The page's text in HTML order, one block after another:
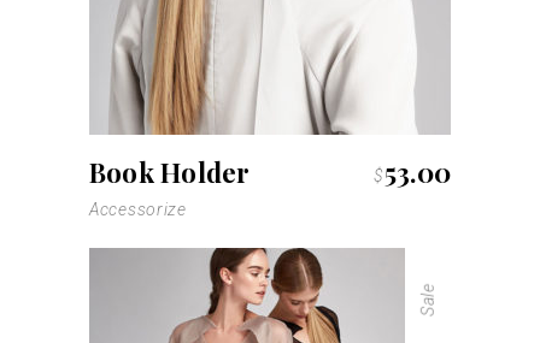
Book Holder $53.00
Accessorize
Sale